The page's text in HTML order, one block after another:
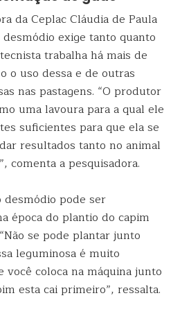
da Ceplac Cláudia de Paula
exige tanto quanto
trabalha há mais de
o uso dessa e de outras
nas pastagens. “O produtor
uma lavoura para a qual ele
suficientes para que ela se
resultados tanto no animal
comenta a pesquisadora.
desmódio pode ser
época do plantio do capim
se pode plantar junto
leguminosa é muito
você coloca na máquina junto
esta cai primeiro”, ressalta.